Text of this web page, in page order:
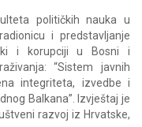
političkih nauka u
i predstavljanje
i korupciji u Bosni i
“Sistem javnih
integriteta, izvedbe i
Balkana”. Izvještaj je
razvoj iz Hrvatske,